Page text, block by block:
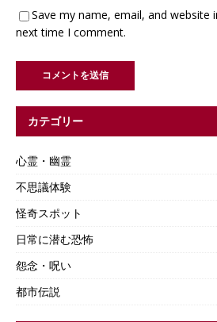
Save my name, email, and website
next time I comment.
カテゴリー
心霊・幽霊
不思議体験
怪奇スポット
日常に潜む恐怖
怨念・呪い
都市伝説